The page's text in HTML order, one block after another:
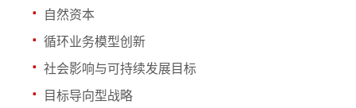
· 自然资本
· 循环业务模型创新
· 社会影响与可持续发展目标
·
目标导向型战略